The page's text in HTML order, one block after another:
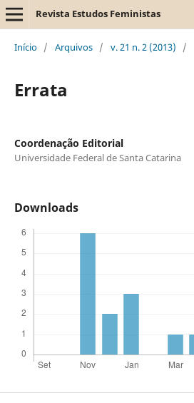
Revista Estudos Feministas
Início / Arquivos / v. 21 n. 2 (2013) /
Errata
Coordenação Editorial
Universidade Federal de Santa Catarina
Downloads